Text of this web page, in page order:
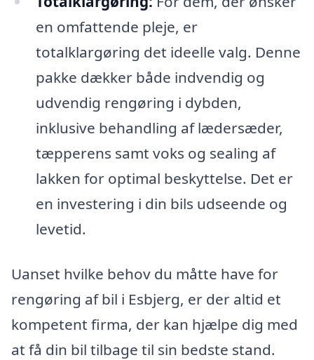
en omfattende pleje, er
totalklargøring det ideelle valg. Denne
pakke dækker både indvendig og
udvendig rengøring i dybden,
inklusive behandling af lædersæder,
tæpperens samt voks og sealing af
lakken for optimal beskyttelse. Det er
en investering i din bils udseende og
levetid.
Uanset hvilke behov du måtte have for
rengøring af bil i Esbjerg, er der altid et
kompetent firma, der kan hjælpe dig med
at få din bil tilbage til sin bedste stand.